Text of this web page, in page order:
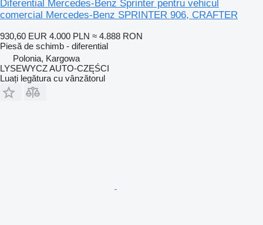
Diferential Mercedes-Benz Sprinter pentru vehicul
comercial Mercedes-Benz SPRINTER 906, CRAFTER
930,60 EUR 4.000 PLN ≈ 4.888 RON
Piesă de schimb - diferential
Polonia, Kargowa
LYSEWYCZ AUTO-CZĘŚCI
Luați legătura cu vânzătorul